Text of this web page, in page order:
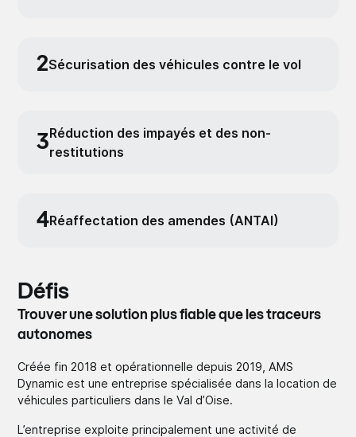
2Sécurisation des véhicules contre le vol
3Réduction des impayés et des non-
restitutions
4Réaffectation des amendes (ANTAI)
Défis
Trouver une solution plus fiable que les traceurs
autonomes
Créée fin 2018 et opérationnelle depuis 2019, AMS
Dynamic est une entreprise spécialisée dans la location de
véhicules particuliers dans le Val d’Oise.
L’entreprise exploite principalement une activité de